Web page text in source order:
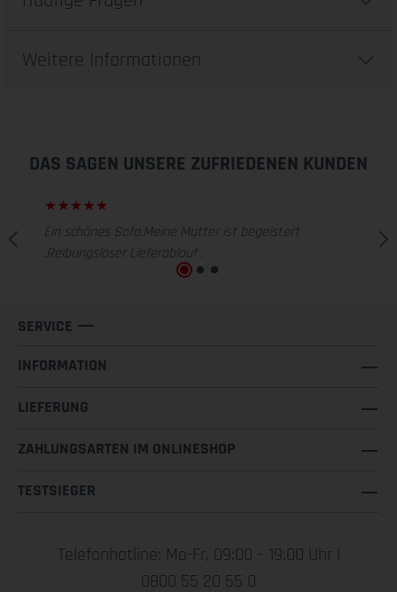
Weitere Informationen
DAS SAGEN UNSERE ZUFRIEDENEN KUNDEN
Ein schönes Sofa.Meine Mutter ist begeistert
.Reibungsloser Lieferablauf .
SERVICE
INFORMATION
LIEFERUNG
ZAHLUNGSARTEN IM ONLINESHOP
TESTSIEGER
Telefonhotline: Mo-Fr, 09:00 – 19:00 Uhr |
0800 55 20 55 0